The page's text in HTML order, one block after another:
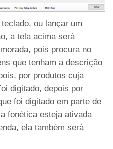
ou lançar um
a tela acima será
pois procura no
que tenham a descrição
por produtos cuja
digitado, depois por
foi digitado em parte de
fonética esteja ativada
ela também será